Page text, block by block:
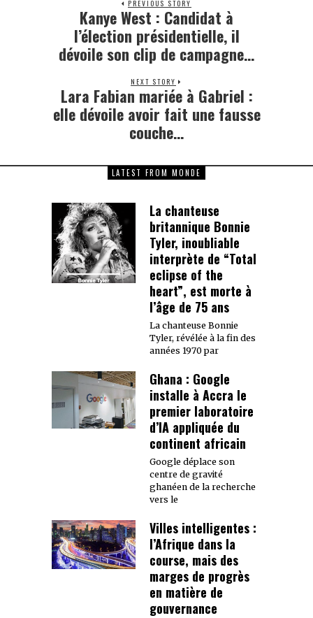
PREVIOUS STORY
Previous
post:
Kanye West : Candidat à
l’élection présidentielle, il
dévoile son clip de campagne…
NEXT STORY
Next
post:
Lara Fabian mariée à Gabriel :
elle dévoile avoir fait une fausse
couche…
LATEST FROM MONDE
La chanteuse
britannique Bonnie
Tyler, inoubliable
interprète de “Total
eclipse of the
heart”, est morte à
l’âge de 75 ans
La chanteuse Bonnie
Tyler, révélée à la fin des
années 1970 par
Ghana : Google
installe à Accra le
premier laboratoire
d’IA appliquée du
continent africain
Google déplace son
centre de gravité
ghanéen de la recherche
vers le
Villes intelligentes :
l’Afrique dans la
course, mais des
marges de progrès
en matière de
gouvernance